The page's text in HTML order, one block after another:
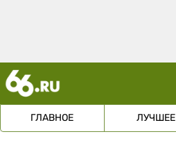
ГЛАВНОЕ ЛУЧШЕЕ